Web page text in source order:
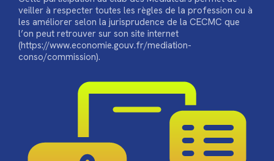
veiller à respecter toutes les règles de la profession ou à
les améliorer selon la jurisprudence de la CECMC que
l’on peut retrouver sur son site internet
(https://www.economie.gouv.fr/mediation-
conso/commission).